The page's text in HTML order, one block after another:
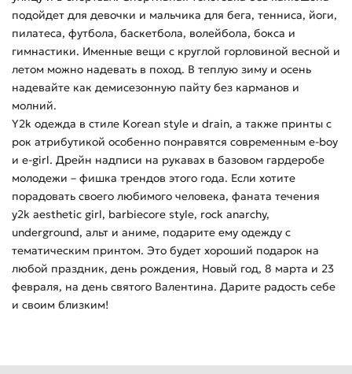
подойдет для девочки и мальчика для бега, тенниса, йоги,
пилатеса, футбола, баскетбола, волейбола, бокса и
гимнастики. Именные вещи с круглой горловиной весной и
летом можно надевать в поход. В теплую зиму и осень
надевайте как демисезонную пайту без карманов и
молний.
Y2k одежда в стиле Korean style и drain, а также принты с
рок атрибутикой особенно понравятся современным e-boy
и e-girl. Дрейн надписи на рукавах в базовом гардеробе
молодежи – фишка трендов этого года. Если хотите
порадовать своего любимого человека, фаната течения
y2k aesthetic girl, barbiecore style, rock anarchy,
underground, альт и аниме, подарите ему одежду с
тематическим принтом. Это будет хороший подарок на
любой праздник, день рождения, Новый год, 8 марта и 23
февраля, на день святого Валентина. Дарите радость себе
и своим близким!